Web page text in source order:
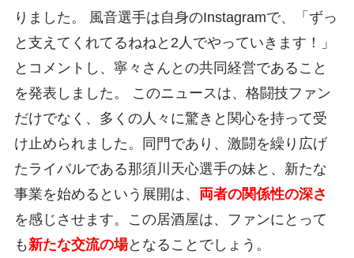
りました。 風音選手は自身のInstagramで、「ずっ
と支えてくれてるねねと2人でやっていきます！」
とコメントし、寧々さんとの共同経営であること
を発表しました。 このニュースは、格闘技ファン
だけでなく、多くの人々に驚きと関心を持って受
け止められました。同門であり、激闘を繰り広げ
たライバルである那須川天心選手の妹と、新たな
事業を始めるという展開は、 両者の関係性の深さ
を感じさせます。この居酒屋は、ファンにとって
も 新たな交流の場となることでしょう。